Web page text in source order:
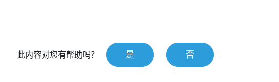
此内容对您有帮助吗？ 是 否